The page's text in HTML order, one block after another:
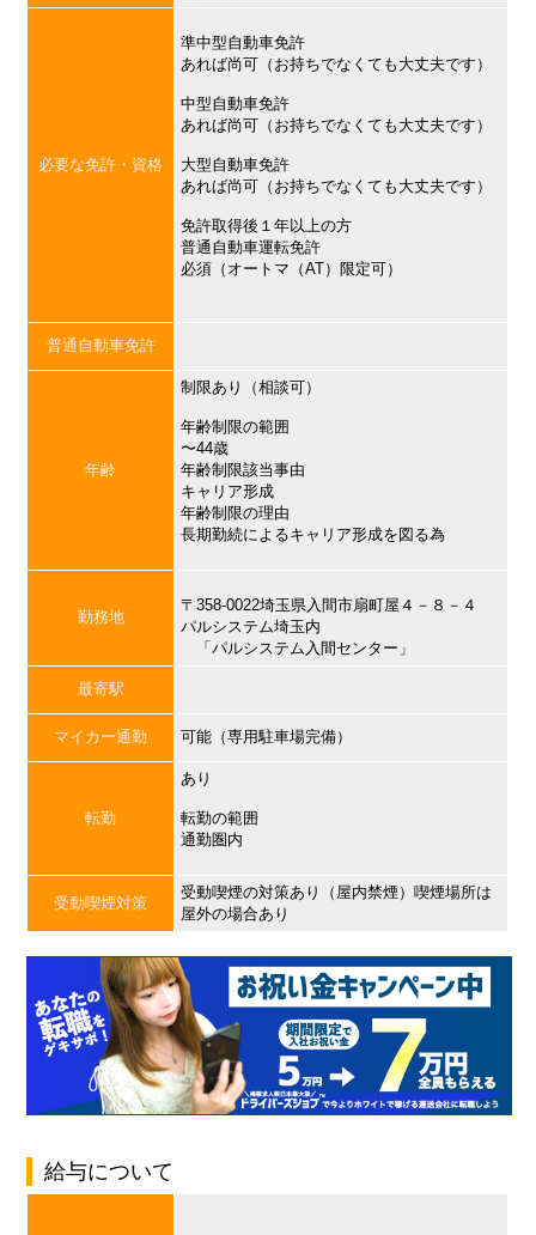
必要な免許・資格
準中型自動車免許
あれば尚可（お持ちでなくても大丈夫です）
中型自動車免許
あれば尚可（お持ちでなくても大丈夫です）
大型自動車免許
あれば尚可（お持ちでなくても大丈夫です）
免許取得後１年以上の方
普通自動車運転免許
必須（オートマ（AT）限定可）
普通自動車免許
年齢
制限あり（相談可）
年齢制限の範囲
〜44歳
年齢制限該当事由
キャリア形成
年齢制限の理由
長期勤続によるキャリア形成を図る為
勤務地
〒358-0022埼玉県入間市扇町屋４－８－４
パルシステム埼玉内
「パルシステム入間センター」
最寄駅
マイカー通勤 可能（専用駐車場完備）
転勤
あり
転勤の範囲
通勤圏内
受動喫煙対策
受動喫煙の対策あり（屋内禁煙）喫煙場所は
屋外の場合あり
給与について